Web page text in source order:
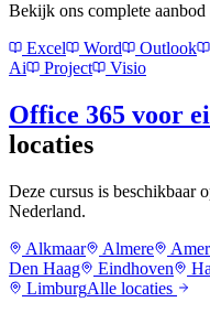
Bekijk ons complete aanbod
Excel
Word Outlook
Ai
Project Visio
Office 365 voor
locaties
Deze cursus is beschikbaar
Nederland.
Alkmaar
Almere
Den Haag
Eindhoven
LimburgAlle locaties